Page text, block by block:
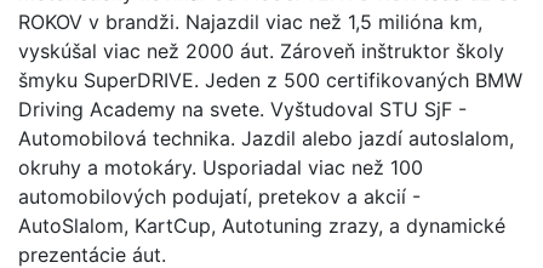
ROKOV v brandži. Najazdil viac než 1,5 milióna km,
vyskúšal viac než 2000 áut. Zároveň inštruktor školy
šmyku SuperDRIVE. Jeden z 500 certifikovaných BMW
Driving Academy na svete. Vyštudoval STU SjF -
Automobilová technika. Jazdil alebo jazdí autoslalom,
okruhy a motokáry. Usporiadal viac než 100
automobilových podujatí, pretekov a akcií -
AutoSlalom, KartCup, Autotuning zrazy, a dynamické
prezentácie áut.